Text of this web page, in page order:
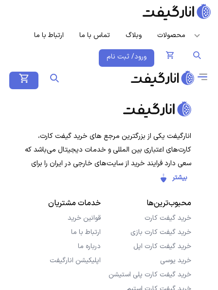
محصولات وبلاگ تماس با ما ارتباط با ما
ورود/ ثبت نام
انارگیفت یکی از بزرگترین مرجع های خرید گیفت کارت،
کارت‌های اعتباری بین المللی و خدمات دیجیتال می‌باشد که
سعی دارد فرایند خرید از سایت‌های خارجی در ایران را برای
کاربران ایرانی ساده‌تر کند. هدف ما ارائه تجربه‌ای سریع، امن و
کاربران با خیال راحت خرید کنند و در کمترین زمان دریافت
کنند.
بیشتر
محبوب‌ترین‌ها
خرید گیفت کارت
خرید گیفت کارت بازی
خرید گیفت کارت اپل
خرید یوسی
خرید گیفت کارت پلی استیشن
خدمات مشتریان
قوانین خرید
ارتباط با ما
درباره ما
اپلیکیشن انارگیفت